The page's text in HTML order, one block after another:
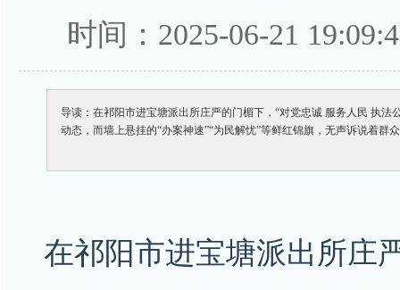
时间：2025-06-21
导读：在祁阳市进宝塘派出所庄严的门楣下，“对党忠诚 服务人民 执
动态，而墙上悬挂的“办案神速”“为民解忧”等鲜红锦旗，无声诉说着群
在祁阳市进宝塘派出所庄